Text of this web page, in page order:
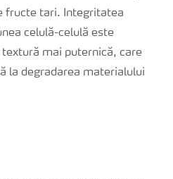
fructe tari. Integritatea
celulă-celulă este
mai puternică, care
la degradarea materialului